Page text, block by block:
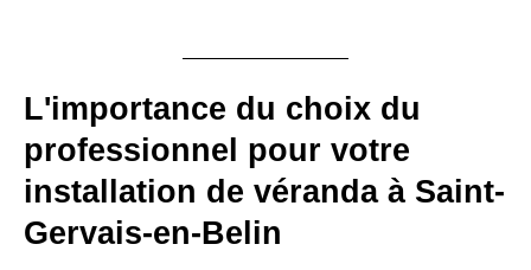
L'importance du choix du
professionnel pour votre
installation de véranda à Saint-
Gervais-en-Belin